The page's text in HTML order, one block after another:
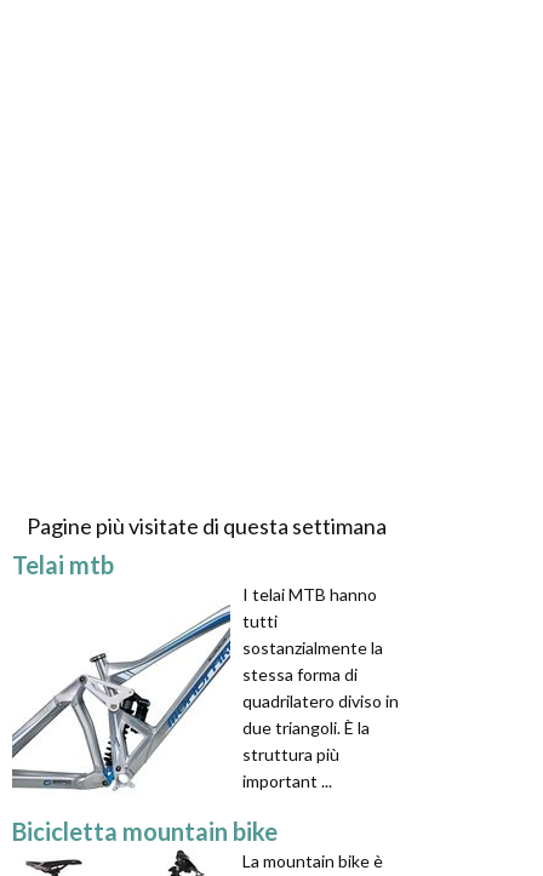
Pagine più visitate di questa settimana
Telai mtb
I telai MTB hanno
tutti
sostanzialmente la
stessa forma di
quadrilatero diviso in
due triangoli. È la
struttura più
important ...
Bicicletta mountain bike
La mountain bike è